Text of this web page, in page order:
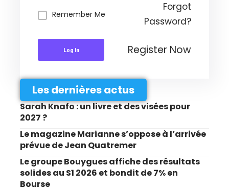
Remember Me
Forgot
Password?
Log In Register Now
Les dernières actus
Sarah Knafo : un livre et des visées pour
2027 ?
Le magazine Marianne s’oppose à l’arrivée
prévue de Jean Quatremer
Le groupe Bouygues affiche des résultats
solides au S1 2026 et bondit de 7% en
Bourse